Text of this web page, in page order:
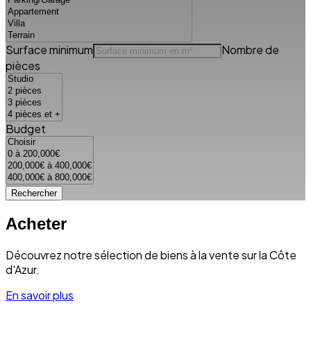
Surface minimum
Nombre de
pièces
Budget
Rechercher
Acheter
Découvrez notre sélection de biens à la vente sur la Côte
d'Azur.
En savoir plus